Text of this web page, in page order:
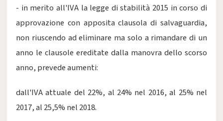
- in merito all'IVA la legge di stabilità 2015 in corso di
approvazione con apposita clausola di salvaguardia,
non riuscendo ad eliminare ma solo a rimandare di un
anno le clausole ereditate dalla manovra dello scorso
anno, prevede aumenti:
dall'IVA attuale del 22%, al 24% nel 2016, al 25% nel
2017, al 25,5% nel 2018.